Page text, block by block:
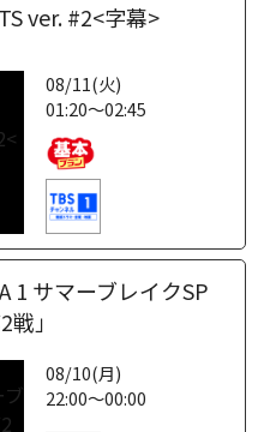
ver. #2<字幕>
08/11(火)
01:20～02:45
1 サマーブレイクSP
」
08/10(月)
22:00～00:00